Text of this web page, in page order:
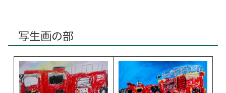
写生画の部